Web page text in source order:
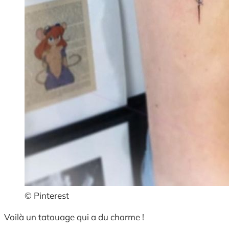
© Pinterest
Voilà un tatouage qui a du charme !